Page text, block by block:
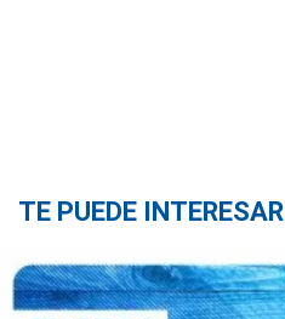
TE PUEDE INTERESAR